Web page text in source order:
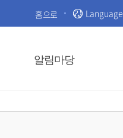
홈으로 Language
알림마당